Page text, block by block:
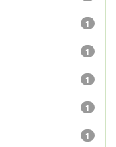
1
1
1
1
1